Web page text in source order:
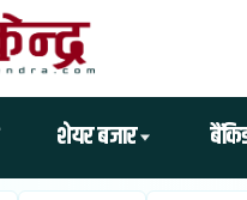
शेयर बजार